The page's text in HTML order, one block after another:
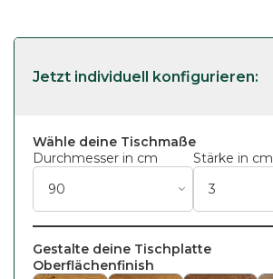
Wähle deine Tischmaße
Durchmesser in cm
Stärke in cm
Gestalte deine Tischplatte
Oberflächenfinish